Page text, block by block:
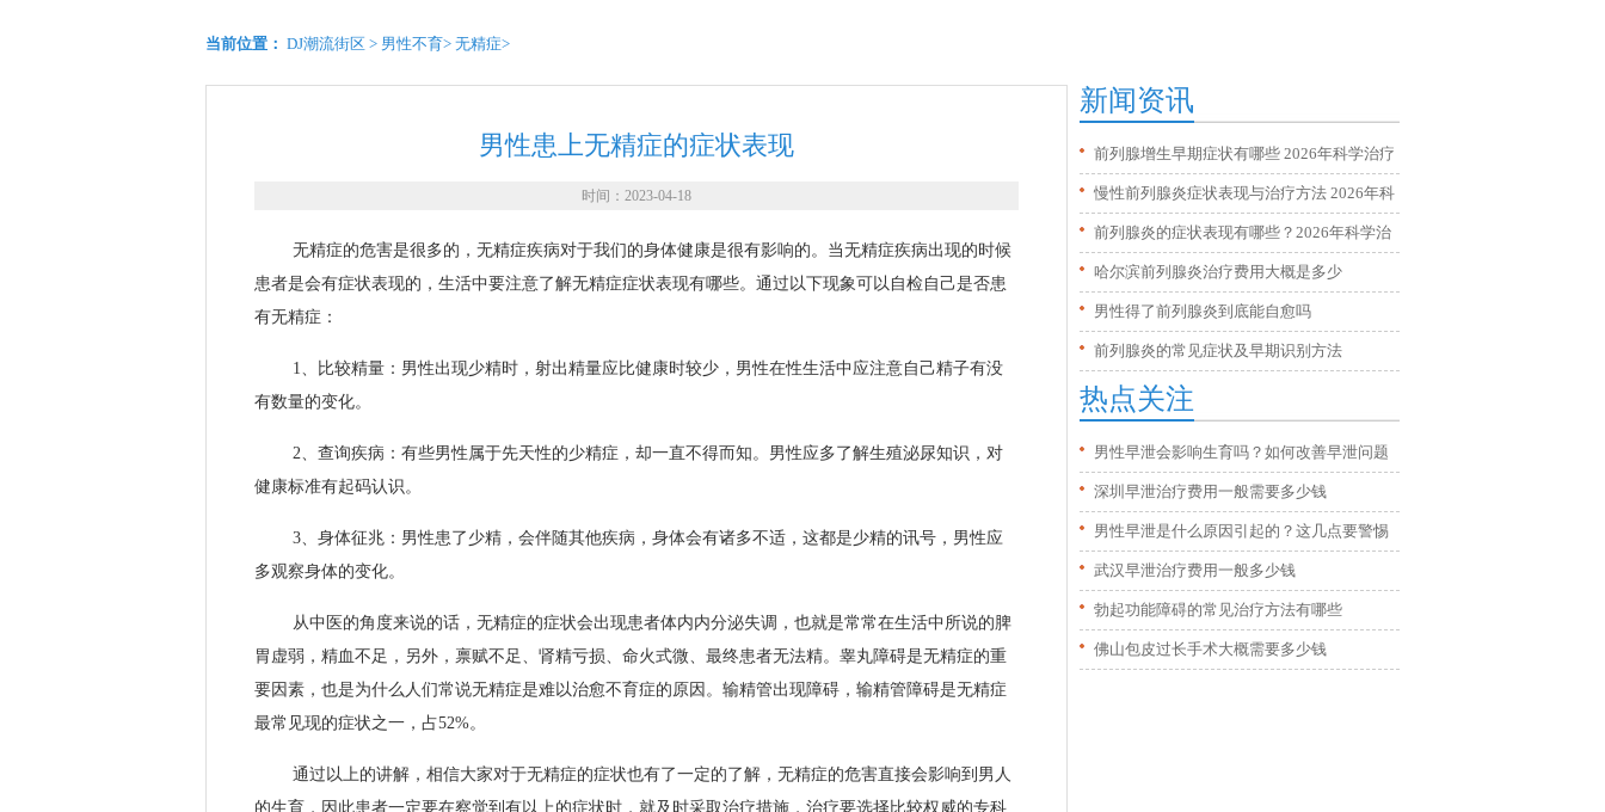
当前位置： DJ潮流街区 > 男性不育> 无精症>
男性患上无精症的症状表现
时间：2023-04-18
无精症的危害是很多的，无精症疾病对于我们的身体健康是很有影响的。当无精症疾病出现的时候
患者是会有症状表现的，生活中要注意了解无精症症状表现有哪些。通过以下现象可以自检自己是否患
有无精症：
1、比较精量：男性出现少精时，射出精量应比健康时较少，男性在性生活中应注意自己精子有没
有数量的变化。
2、查询疾病：有些男性属于先天性的少精症，却一直不得而知。男性应多了解生殖泌尿知识，对
健康标准有起码认识。
3、身体征兆：男性患了少精，会伴随其他疾病，身体会有诸多不适，这都是少精的讯号，男性应
多观察身体的变化。
从中医的角度来说的话，无精症的症状会出现患者体内内分泌失调，也就是常常在生活中所说的脾
胃虚弱，精血不足，另外，禀赋不足、肾精亏损、命火式微、最终患者无法精。睾丸障碍是无精症的重
要因素，也是为什么人们常说无精症是难以治愈不育症的原因。输精管出现障碍，输精管障碍是无精症
最常见现的症状之一，占52%。
通过以上的讲解，相信大家对于无精症的症状也有了一定的了解，无精症的危害直接会影响到男人
的生育，因此患者一定要在察觉到有以上的症状时，就及时采取治疗措施，治疗要选择比较权威的专科
新闻资讯
前列腺增生早期症状有哪些 2026年科学治疗
方法全解析
慢性前列腺炎症状表现与治疗方法 2026年科
学调理全攻略
前列腺炎的症状表现有哪些？2026年科学治
疗与日常预防方法
哈尔滨前列腺炎治疗费用大概是多少
男性得了前列腺炎到底能自愈吗
前列腺炎的常见症状及早期识别方法
热点关注
男性早泄会影响生育吗？如何改善早泄问题
深圳早泄治疗费用一般需要多少钱
男性早泄是什么原因引起的？这几点要警惕
武汉早泄治疗费用一般多少钱
勃起功能障碍的常见治疗方法有哪些
佛山包皮过长手术大概需要多少钱